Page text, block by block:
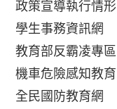
政策宣導執行情形
學生事務資訊網
教育部反霸凌專區
機車危險感知教育
全民國防教育網